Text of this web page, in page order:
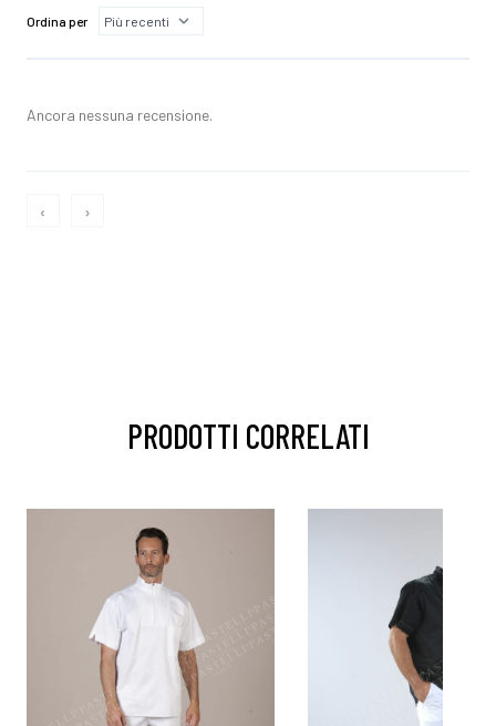
Ordina per
Ancora nessuna recensione.
‹ ›
PRODOTTI CORRELATI